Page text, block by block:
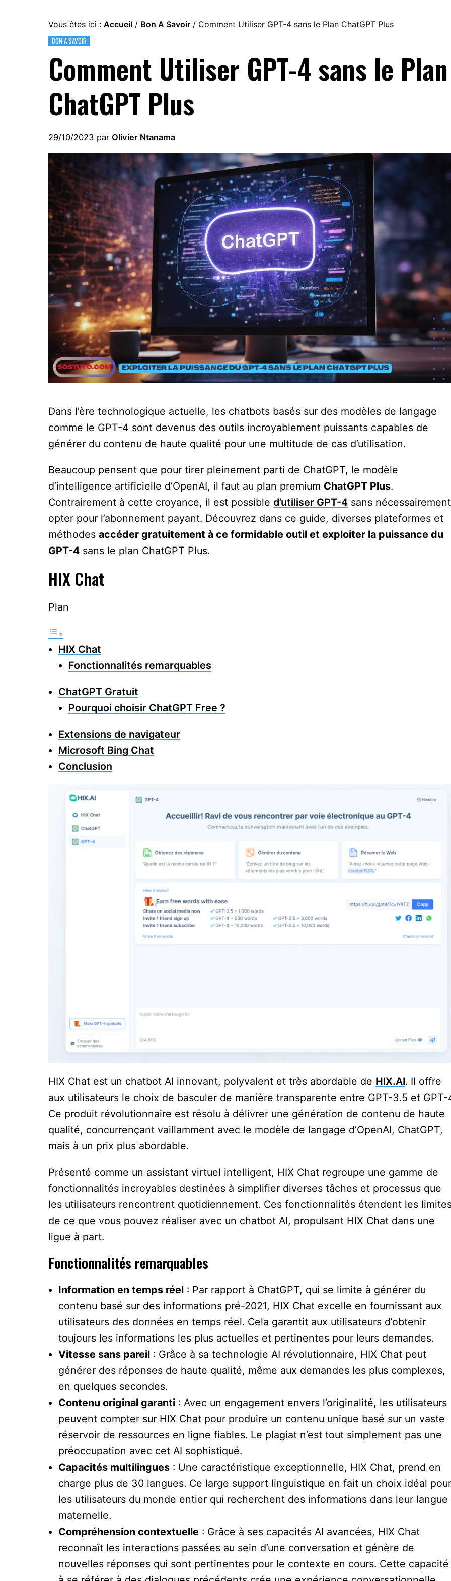
Vous êtes ici : Accueil / Bon A Savoir / Comment Utiliser GPT-4 sans le Plan ChatGPT Plus
BON A SAVOIR
Comment Utiliser GPT-4 sans le Plan
ChatGPT Plus
29/10/2023 par Olivier Ntanama
Dans l’ère technologique actuelle, les chatbots basés sur des modèles de langage
comme le GPT-4 sont devenus des outils incroyablement puissants capables de
générer du contenu de haute qualité pour une multitude de cas d’utilisation.
Beaucoup pensent que pour tirer pleinement parti de ChatGPT, le modèle
d’intelligence artificielle d’OpenAI, il faut au plan premium ChatGPT Plus.
Contrairement à cette croyance, il est possible d’utiliser GPT-4 sans nécessairement
opter pour l’abonnement payant. Découvrez dans ce guide, diverses plateformes et
méthodes accéder gratuitement à ce formidable outil et exploiter la puissance du
GPT-4 sans le plan ChatGPT Plus.
HIX Chat
Plan
HIX Chat
Fonctionnalités remarquables
ChatGPT Gratuit
Pourquoi choisir ChatGPT Free ?
Extensions de navigateur
Microsoft Bing Chat
Conclusion
HIX Chat est un chatbot AI innovant, polyvalent et très abordable de HIX.AI. Il offre
aux utilisateurs le choix de basculer de manière transparente entre GPT-3.5 et GPT-
Ce produit révolutionnaire est résolu à délivrer une génération de contenu de haute
qualité, concurrençant vaillamment avec le modèle de langage d’OpenAI, ChatGPT,
mais à un prix plus abordable.
Présenté comme un assistant virtuel intelligent, HIX Chat regroupe une gamme de
fonctionnalités incroyables destinées à simplifier diverses tâches et processus que
les utilisateurs rencontrent quotidiennement. Ces fonctionnalités étendent les
de ce que vous pouvez réaliser avec un chatbot AI, propulsant HIX Chat dans une
ligue à part.
Fonctionnalités remarquables
Information en temps réel : Par rapport à ChatGPT, qui se limite à générer du
contenu basé sur des informations pré-2021, HIX Chat excelle en fournissant aux
utilisateurs des données en temps réel. Cela garantit aux utilisateurs d’obtenir
toujours les informations les plus actuelles et pertinentes pour leurs demandes.
Vitesse sans pareil : Grâce à sa technologie AI révolutionnaire, HIX Chat peut
générer des réponses de haute qualité, même aux demandes les plus complexes,
en quelques secondes.
Contenu original garanti : Avec un engagement envers l’originalité, les utilisateurs
peuvent compter sur HIX Chat pour produire un contenu unique basé sur un vaste
réservoir de ressources en ligne fiables. Le plagiat n’est tout simplement pas une
préoccupation avec cet AI sophistiqué.
Capacités multilingues : Une caractéristique exceptionnelle, HIX Chat, prend en
charge plus de 30 langues. Ce large support linguistique en fait un choix idéal pour
les utilisateurs du monde entier qui recherchent des informations dans leur langue
maternelle.
Compréhension contextuelle : Grâce à ses capacités AI avancées, HIX Chat
reconnaît les interactions passées au sein d’une conversation et génère de
nouvelles réponses qui sont pertinentes pour le contexte en cours. Cette capacité